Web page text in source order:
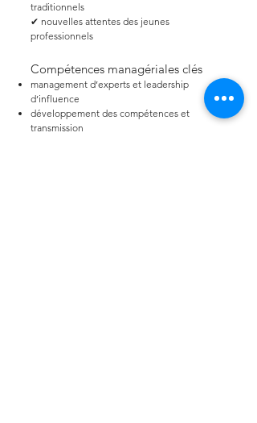
traditionnels
✔ nouvelles attentes des jeunes
professionnels
Compétences managériales clés
management d’experts et leadership
d’influence
développement des compétences et
transmission